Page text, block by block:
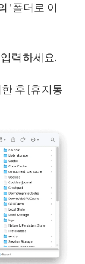
'폴더로 이
력하세요.
후 [휴지통